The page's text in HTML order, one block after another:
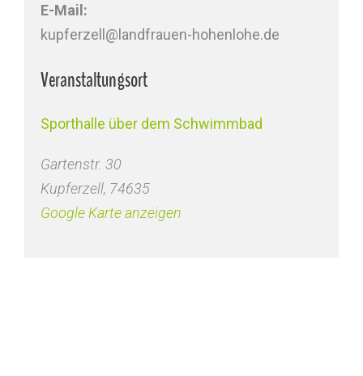
E-Mail:
kupferzell@landfrauen-hohenlohe.de
Veranstaltungsort
Sporthalle über dem Schwimmbad
Gartenstr. 30
Kupferzell, 74635
Google Karte anzeigen